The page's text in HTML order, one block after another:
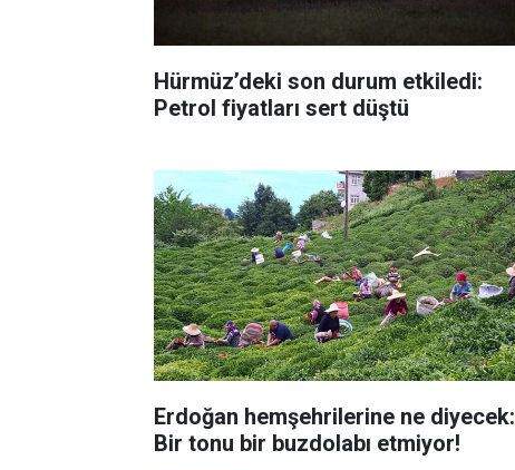
Hürmüz’deki son durum etkiledi:
Petrol fiyatları sert düştü
Erdoğan hemşehrilerine ne diyecek:
Bir tonu bir buzdolabı etmiyor!